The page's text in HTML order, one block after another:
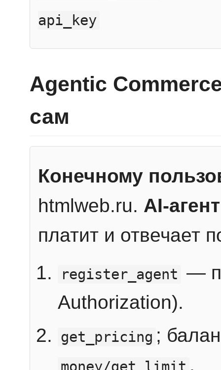
api_key
Agentic
сам
Конечному
htmlweb.ru. AI-агент
платит и отвечает
register_agent —
Authorization).
get_pricing ;
.